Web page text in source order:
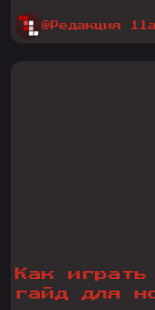
@Редакция
Как
гайд для